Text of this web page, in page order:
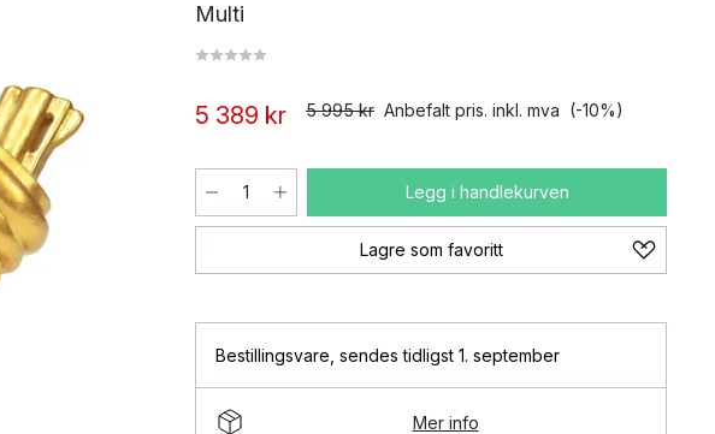
Multi
5 389 kr 5 995 kr Anbefalt pris. inkl. mva (-10%)
Legg i handlekurven
Lagre som favoritt
Bestillingsvare sendes tidligst 1. september
Mer info